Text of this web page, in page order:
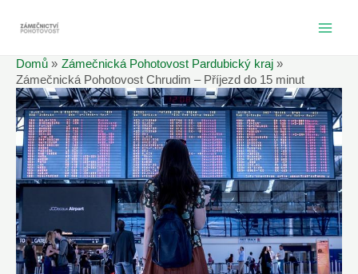
Domů
Zámečnická Pohotovost Pardubický kraj
Zámečnická Pohotovost Chrudim – Příjezd do 15 minut